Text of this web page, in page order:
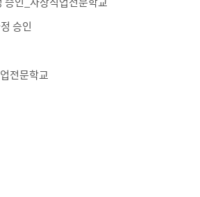
승인
전문학교